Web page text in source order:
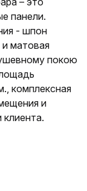
панели.
- шпон
и матовая
покою
комплексная
и